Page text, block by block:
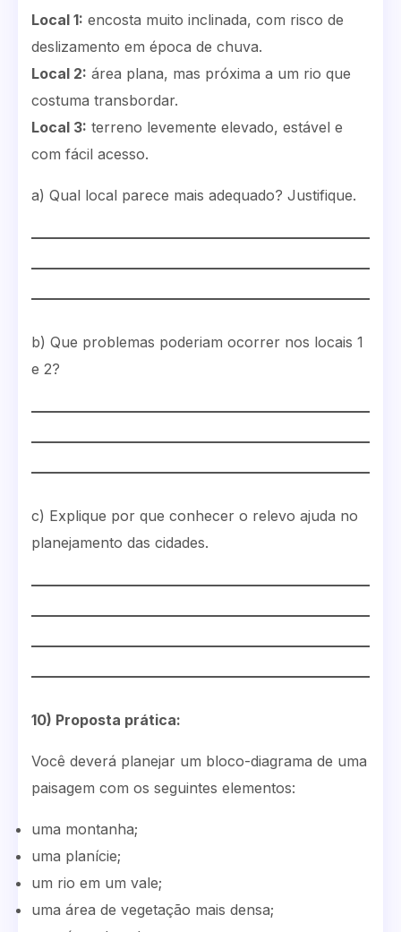
Local 1: encosta muito inclinada, com risco de
deslizamento em época de chuva.
Local 2: área plana, mas próxima a um rio que
costuma transbordar.
Local 3: terreno levemente elevado, estável e
com fácil acesso.
a) Qual local parece mais adequado? Justifique.
b) Que problemas poderiam ocorrer nos locais 1
e 2?
c) Explique por que conhecer o relevo ajuda no
planejamento das cidades.
10) Proposta prática:
Você deverá planejar um bloco-diagrama de uma
paisagem com os seguintes elementos:
uma montanha;
uma planície;
um rio em um vale;
uma área de vegetação mais densa;